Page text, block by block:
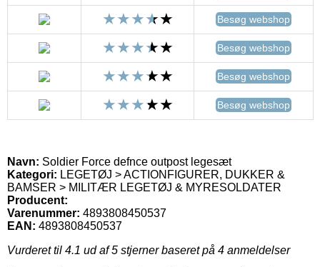
Besøg webshop
Besøg webshop
Besøg webshop
Besøg webshop
Navn: Soldier Force defnce outpost legesæt
Kategori: LEGETØJ > ACTIONFIGURER, DUKKER &
BAMSER > MILITÆR LEGETØJ & MYRESOLDATER
Producent:
Varenummer: 4893808450537
EAN: 4893808450537
Vurderet til 4.1 ud af 5 stjerner baseret på 4 anmeldelser